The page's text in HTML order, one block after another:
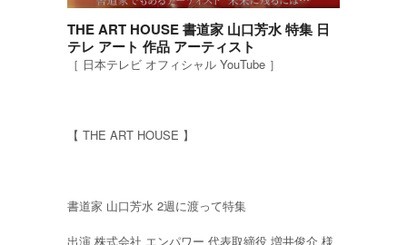
THE ART HOUSE 書道家 山口芳水 特集 日
テレ アート 作品 アーティスト
［ 日本テレビ オフィシャル YouTube ］
【 THE ART HOUSE 】
書道家 山口芳水 2週に渡って特集
出演 株式会社 エンパワー 代表取締役 増井俊介 様